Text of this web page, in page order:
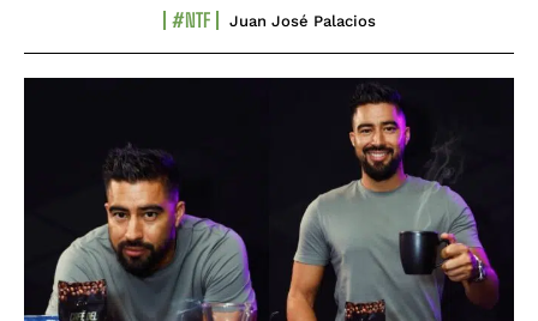
#NTF Juan José Palacios